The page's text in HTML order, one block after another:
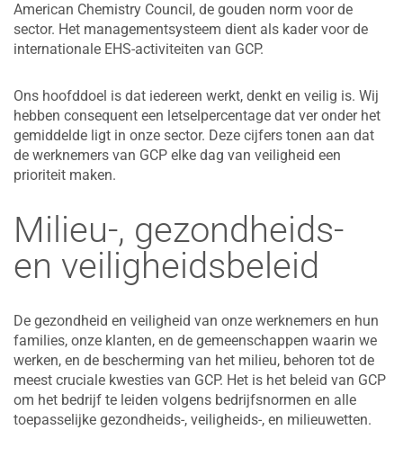
American Chemistry Council, de gouden norm voor de
sector. Het managementsysteem dient als kader voor de
internationale EHS-activiteiten van GCP.
Ons hoofddoel is dat iedereen werkt, denkt en veilig is. Wij
hebben consequent een letselpercentage dat ver onder het
gemiddelde ligt in onze sector. Deze cijfers tonen aan dat
de werknemers van GCP elke dag van veiligheid een
prioriteit maken.
Milieu-, gezondheids-
en veiligheidsbeleid
De gezondheid en veiligheid van onze werknemers en hun
families, onze klanten, en de gemeenschappen waarin we
werken, en de bescherming van het milieu, behoren tot de
meest cruciale kwesties van GCP. Het is het beleid van GCP
om het bedrijf te leiden volgens bedrijfsnormen en alle
toepasselijke gezondheids-, veiligheids-, en milieuwetten.